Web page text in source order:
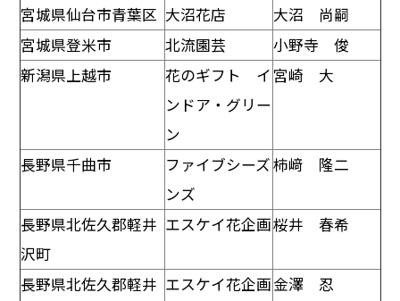
宮城県仙台市青葉区 大沼花店
大沼 尚嗣
宮城県登米市
北流園芸
小野寺 俊
新潟県上越市
花のギフト イ
ンドア・グリー
ン
宮崎 大
長野県千曲市
ファイブシーズ
ンズ
柿﨑 隆二
長野県北佐久郡軽井
沢町
エスケイ花企画桜井 春希
長野県北佐久郡軽井 エスケイ花企画金澤 忍